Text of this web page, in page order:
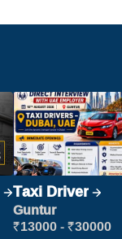
Taxi Driver
Guntur
₹13000 - ₹30000